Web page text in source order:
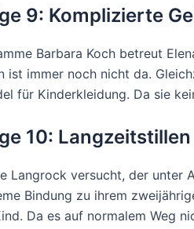
9: Komplizierte
Barbara Koch betreut
ist immer noch nicht da.
für Kinderkleidung. Da sie
10:
Langrock versucht, der unter
Bindung zu ihrem
Da es auf normalem Weg